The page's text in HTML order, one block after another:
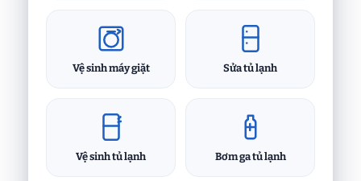
Vệ sinh máy giặt Sửa tủ lạnh
Vệ sinh tủ lạnh Bơm ga tủ lạnh